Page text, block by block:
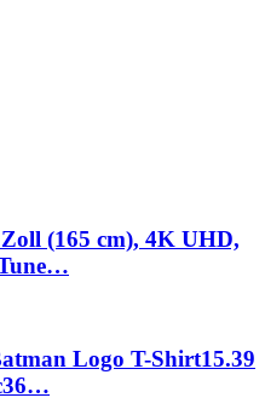
(165 cm), 4K UHD,
Logo T-Shirt15.39